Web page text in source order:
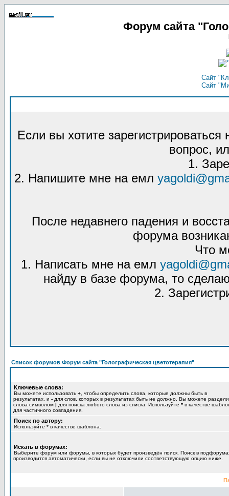
Форум сайта
Сайт
Сайт
Если вы хотите
вопрос,
1.
2. Напишите мне на емл
После недавнего падения и
форума
Что
1. Написать мне на емл
найду в базе форума, то
2.
Список форумов Форум сайта "Голографическая цветотерапия"
Ключевые слова:
Вы можете использовать + , чтобы определить слова, которые должны быть в
результатах, и - для слов, которых в результатах быть не должно. Вы можете
слова символом | для поиска любого слова из списка. Используйте * в качестве
для частичного совпадения.
Поиск по автору:
Используйте * в качестве шаблона.
Искать в форумах:
Выберите форум или форумы, в которых будет произведён поиск. Поиск в
производится автоматически, если вы не отключили соответствующую опцию ниже.